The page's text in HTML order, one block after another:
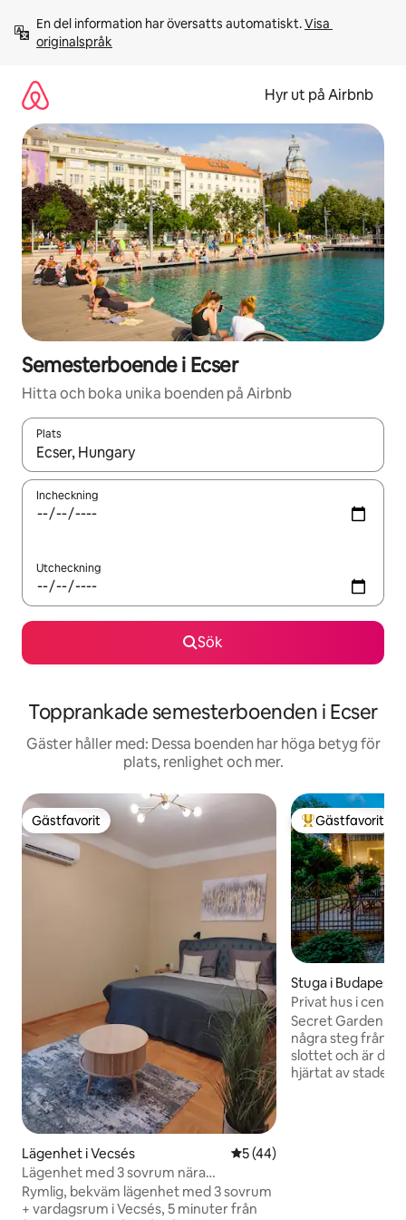
innehåll
En del information har översatts automatiskt. Visa
originalspråk
Hyr ut på Airbnb
Semesterboende i Ecser
Hitta och boka unika boenden på Airbnb
Plats
När resultaten är tillgängliga kan du navigera med upp- och
Incheckning
Utcheckning
Sök
Topprankade semesterboenden i Ecser
Gäster håller med: Dessa boenden har höga betyg för
plats, renlighet och mer.
Gästfavorit
Gästfavorit
Lägenhet i Vecsés 5 av 5 i genomsnittligt
5 (44)
Lägenhet med 3 sovrum nära
flygplatsen/gratis
parkering/luftkonditionering/självincheckning
Rymlig, bekväm lägenhet med 3 sovrum
+ vardagsrum i Vecsés, 5 minuter från
Populär
Gästfavorit
Stuga i
trikt
Privat hus i
Secret Garden
några steg från
slottet och är din
hjärtat av staden. Vakna till fågelsång,